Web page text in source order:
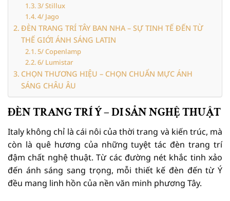
3/ Stillux
4/ Jago
ĐÈN TRANG TRÍ TÂY BAN NHA – SỰ TINH TẾ ĐẾN TỪ
THẾ GIỚI ÁNH SÁNG LATIN
5/ Copenlamp
6/ Lumistar
CHỌN THƯƠNG HIỆU – CHỌN CHUẨN MỰC ÁNH
SÁNG CHÂU ÂU
ĐÈN TRANG TRÍ Ý – DI SẢN NGHỆ THUẬT
Italy không chỉ là cái nôi của thời trang và kiến trúc, mà
còn là quê hương của những tuyệt tác đèn trang trí
đậm chất nghệ thuật. Từ các đường nét khắc tinh xảo
đến ánh sáng sang trọng, mỗi thiết kế đèn đến từ Ý
đều mang linh hồn của nền văn minh phương Tây.